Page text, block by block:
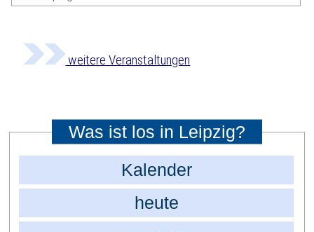
weitere Veranstaltungen
Was ist los in Leipzig?
Kalender
heute